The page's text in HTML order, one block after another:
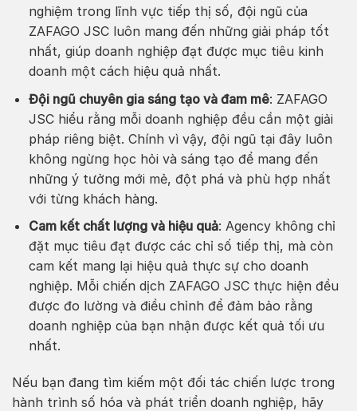
nghiệm trong lĩnh vực tiếp thị số, đội ngũ của
ZAFAGO JSC luôn mang đến những giải pháp tốt
nhất, giúp doanh nghiệp đạt được mục tiêu kinh
doanh một cách hiệu quả nhất.
Đội ngũ chuyên gia sáng tạo và đam mê: ZAFAGO
JSC hiểu rằng mỗi doanh nghiệp đều cần một giải
pháp riêng biệt. Chính vì vậy, đội ngũ tại đây luôn
không ngừng học hỏi và sáng tạo để mang đến
những ý tưởng mới mẻ, đột phá và phù hợp nhất
với từng khách hàng.
Cam kết chất lượng và hiệu quả: Agency không chỉ
đặt mục tiêu đạt được các chỉ số tiếp thị, mà còn
cam kết mang lại hiệu quả thực sự cho doanh
nghiệp. Mỗi chiến dịch ZAFAGO JSC thực hiện đều
được đo lường và điều chỉnh để đảm bảo rằng
doanh nghiệp của bạn nhận được kết quả tối ưu
nhất.
Nếu bạn đang tìm kiếm một đối tác chiến lược trong
hành trình số hóa và phát triển doanh nghiệp, hãy